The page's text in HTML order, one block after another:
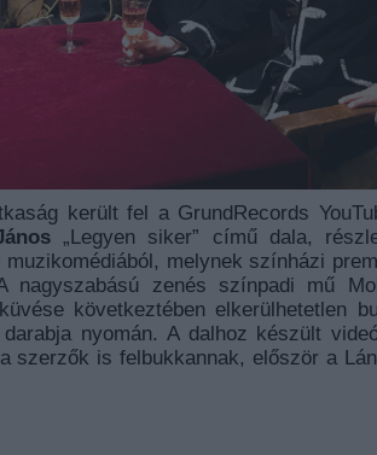
került fel a GrundRecords
„Legyen siker” című dala,
muzikomédiából, melynek színházi
nagyszabású zenés színpadi mű
következtében elkerülhetetlen
nyomán. A dalhoz készült
szerzők is felbukkannak, először a